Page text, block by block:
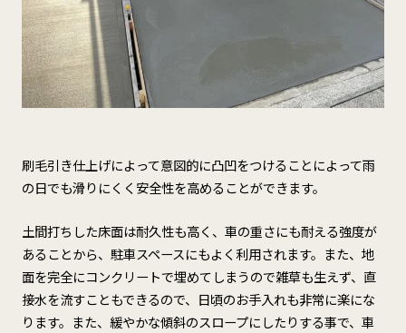
刷毛引き仕上げによって意図的に凸凹をつけることによって雨
の日でも滑りにくく安全性を高めることができます。
土間打ちした床面は耐久性も高く、車の重さにも耐える強度が
あることから、駐車スペースにもよく利用されます。また、地
面を完全にコンクリートで埋めてしまうので雑草も生えず、直
接水を流すこともできるので、日頃のお手入れも非常に楽にな
ります。また、緩やかな傾斜のスロープにしたりする事で、車